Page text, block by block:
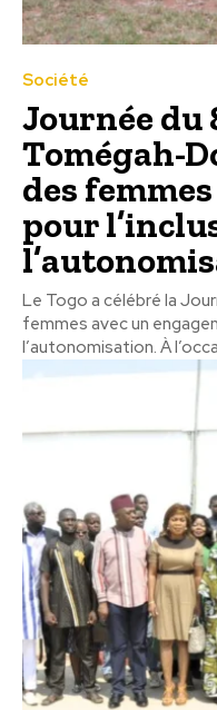
Société
Journée du
Tomégah-
des
pour
Le Togo a célébré la
femmes avec un
l’autonomisation. À